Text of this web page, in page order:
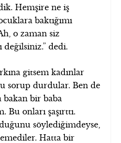
Hemşire ne iş
baktığımı
o zaman siz
değilsiniz.” dedi.
gitsem kadınlar
sorup durdular. Ben de
bakan bir baba
onları şaşırttı.
söylediğimdeyse,
Hatta bir